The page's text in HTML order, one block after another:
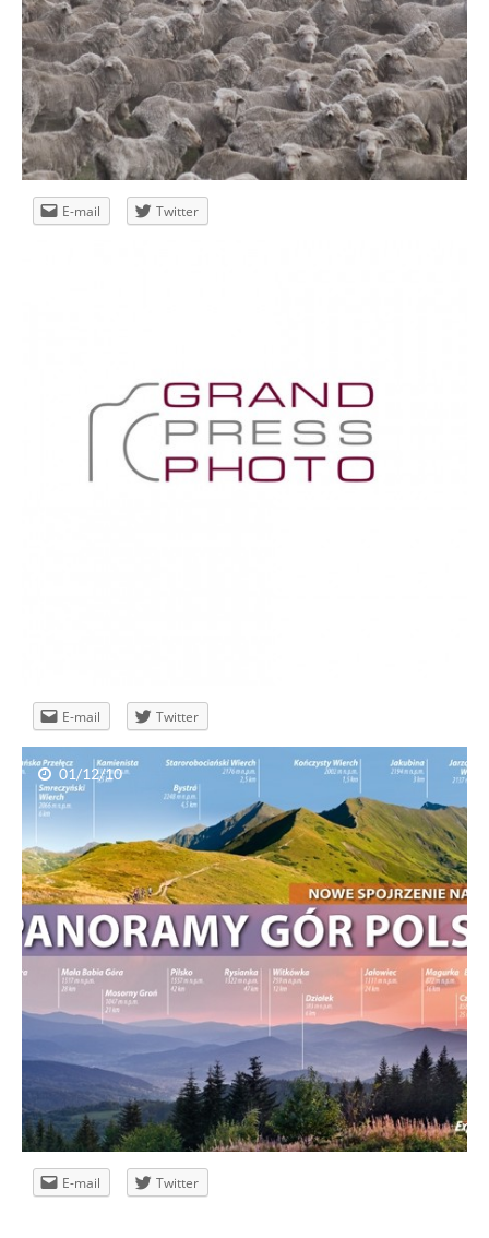
E-mail Twitter
E-mail Twitter
E-mail Twitter
01/12/10